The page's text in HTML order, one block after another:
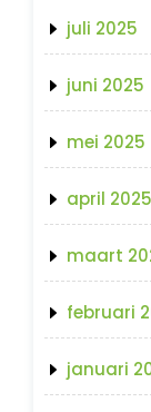
juli 2025
juni 2025
mei 2025
april 2025
maart
februari
januari